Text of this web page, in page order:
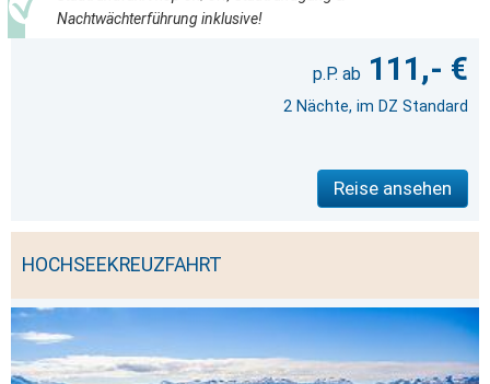
Nachtwächterführung inklusive!
111,- €
2 Nächte, im DZ Standard
Reise ansehen
HOCHSEEKREUZFAHRT